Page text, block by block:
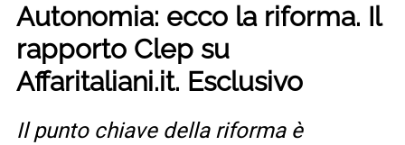
Autonomia: ecco la riforma. Il
rapporto Clep su
Affaritaliani.it. Esclusivo
Il punto chiave della riforma è